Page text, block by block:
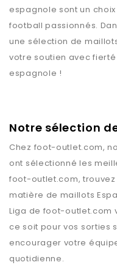
espagnole sont un
football passionnés.
une sélection de
votre soutien avec
espagnole !
Notre sélection
Chez foot-outlet.com,
ont sélectionné les
foot-outlet.com,
matière de maillots
Liga de foot-outlet.com
ce soit pour vos sorties
encourager votre
quotidienne.